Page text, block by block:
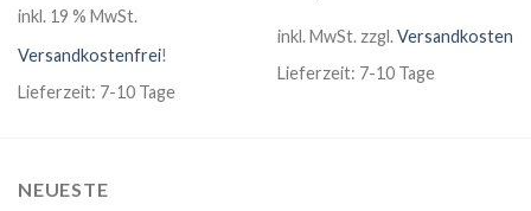
inkl. 19 % MwSt.
Versandkostenfrei!
Lieferzeit: 7-10 Tage
inkl. MwSt. zzgl.Versandkosten
Lieferzeit: 7-10 Tage
NEUESTE